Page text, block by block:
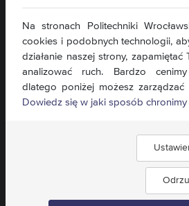
Obsługa Studentów Stacjonarnych 71 320 43
Obsługa Studentów Stacjonarnych 71 320 35
Obsługa Studentów Niestacjonarnych 71 320
Sekretariat dla Pracowników 71 320 27 15
Mapa serwisu »
Na stronach Politechniki
cookies i podobnych technologii,
działanie naszej strony,
analizować ruch. Bardzo
dlatego poniżej możesz zarządzać
Dowiedz się w jaki sposób chronimy